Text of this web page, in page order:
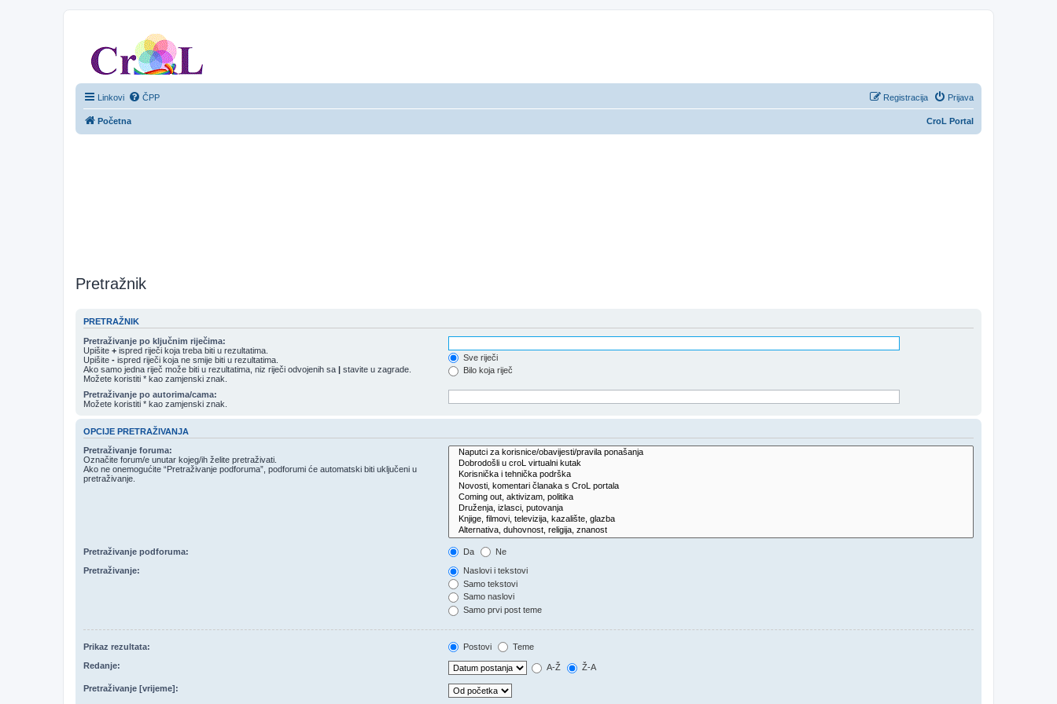
Linkovi ČPP Prijava
Registracija
CroL Portal
Početna
Pretražnik
PRETRAŽNIK
Pretraživanje po ključnim riječima:
Upišite + ispred riječi koja treba biti u rezultatima.
Upišite - ispred riječi koja ne smije biti u rezultatima.
Ako samo jedna riječ može biti u rezultatima, niz riječi odvojenih sa | stavite u zagrade.
Možete koristiti * kao zamjenski znak.
Sve riječi
Bilo koja riječ
Pretraživanje po autorima/cama:
Možete koristiti * kao zamjenski znak.
OPCIJE PRETRAŽIVANJA
Pretraživanje foruma:
Označite forum/e unutar kojeg/ih želite pretraživati.
Ako ne onemogućite “Pretraživanje podforuma”, podforumi će automatski biti uključeni u
pretraživanje.
Pretraživanje podforuma: Da Ne
Pretraživanje:
Naslovi i tekstovi
Samo tekstovi
Samo naslovi
Samo prvi post teme
Prikaz rezultata: Postovi Teme
Redanje: A-Ž Ž-A
Pretraživanje [vrijeme]: